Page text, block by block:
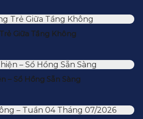
Giữa Tầng Không
– Sổ Hồng Sẵn Sàng